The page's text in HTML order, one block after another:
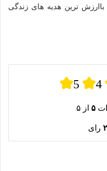
باارزش ترین هدیه های زندگی
5 4
۵ از ۵
۲ رای